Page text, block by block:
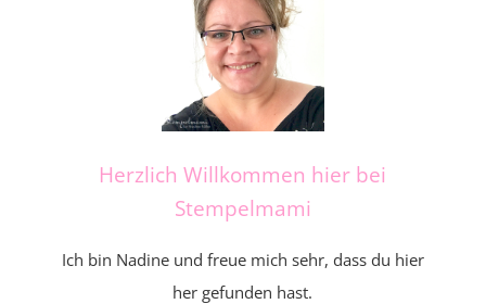
Herzlich Willkommen hier bei
Stempelmami
Ich bin Nadine und freue mich sehr, dass du hier
her gefunden hast.